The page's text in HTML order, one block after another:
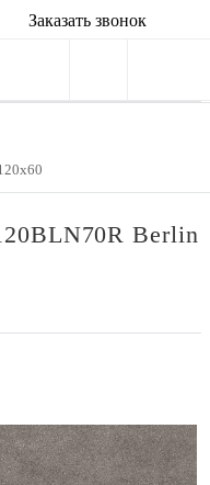
Заказать звонок
Berlin